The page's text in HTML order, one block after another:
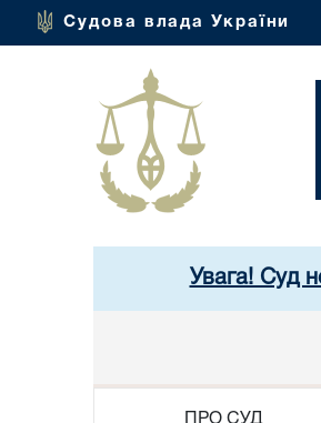
Судова влада України
Увага! Суд
ПРО СУД